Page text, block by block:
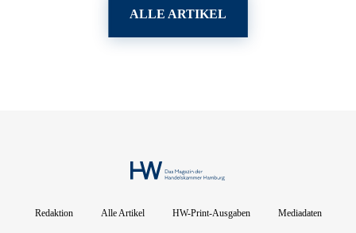
ALLE ARTIKEL
Redaktion Alle Artikel HW-Print-Ausgaben Mediadaten